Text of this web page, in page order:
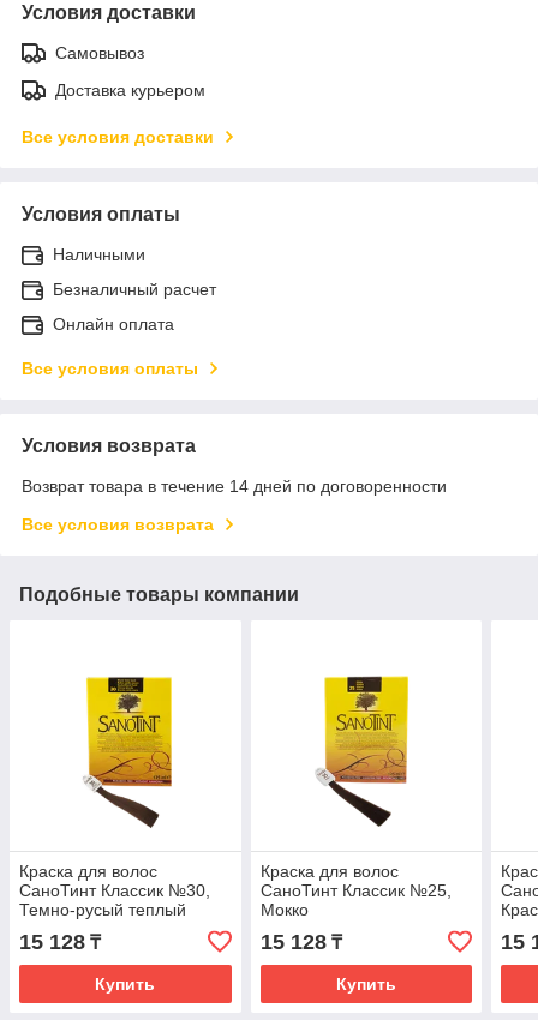
Условия доставки
Самовывоз
Доставка курьером
Все условия доставки
Условия оплаты
Наличными
Безналичный расчет
Онлайн оплата
Все условия оплаты
Условия возврата
Возврат товара в течение 14 дней по договоренности
Все условия возврата
Подобные товары компании
Краска для волос
СаноТинт Классик №30,
Темно-русый теплый
15 128 ₸
Купить
Краска для волос
СаноТинт Классик №25,
Мокко
15 128₸
Купить
15